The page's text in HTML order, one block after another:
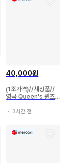
40,000원
(1조가격)//새상품//
영국 Queen's 퀸즈
・ 3시간 전